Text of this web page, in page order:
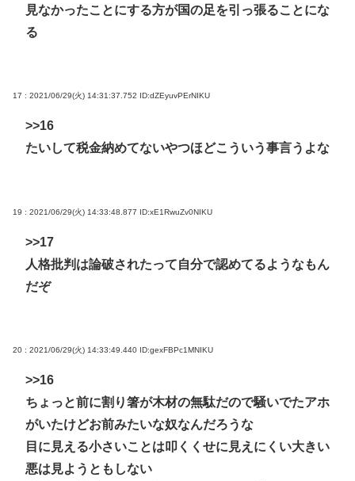
見なかったことにする方が国の足を引っ張ることにな
る
17 : 2021/06/29(火) 14:31:37.752 ID:dZEyuvPErNIKU
>>16
たいして税金納めてないやつほどこういう事言うよな
19 : 2021/06/29(火) 14:33:48.877 ID:xE1RwuZv0NIKU
>>17
人格批判は論破されたって自分で認めてるようなもん
だぞ
20 : 2021/06/29(火) 14:33:49.440 ID:gexFBPc1MNIKU
>>16
ちょっと前に割り箸が木材の無駄だので騒いでたアホ
がいたけどお前みたいな奴なんだろうな
目に見える小さいことは叩くくせに見えにくい大きい
悪は見ようともしない